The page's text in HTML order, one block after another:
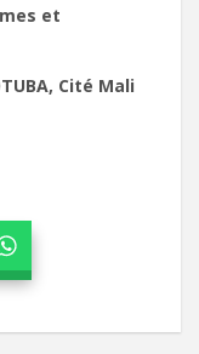
et
Cité Mali